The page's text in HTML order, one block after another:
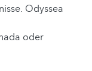
Odyssea
oder